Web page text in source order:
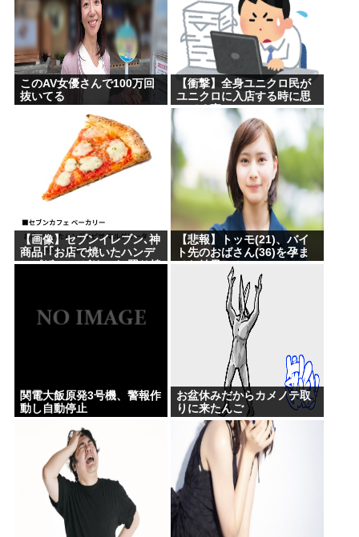
このAV女優さんで100万回
抜いてる
【衝撃】全身ユニクロ民が
ユニクロに入店する時に思
ってる事・・・・・
【画像】セブンイレブン､神
商品｢｢お店で焼いたハンデ
ィピザ マルゲリータ/照り焼
【悲報】トッモ(21)、バイ
ト先のおばさん(36)を孕ま
せた結果⇒！
関電大飯原発3号機、警報作
動し自動停止
お盆休みだからカメノテ取
りに来たんご